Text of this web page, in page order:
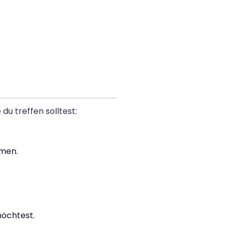
du treffen solltest: